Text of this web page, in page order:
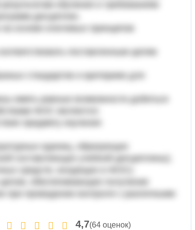
основе ключевых принципов
поставленным целям
стандартов и критериев для
иметь равные возможности добиться
предмету изучения
единиц, образующих
составляющих учебной дисциплины);
4,7(64 оценок)